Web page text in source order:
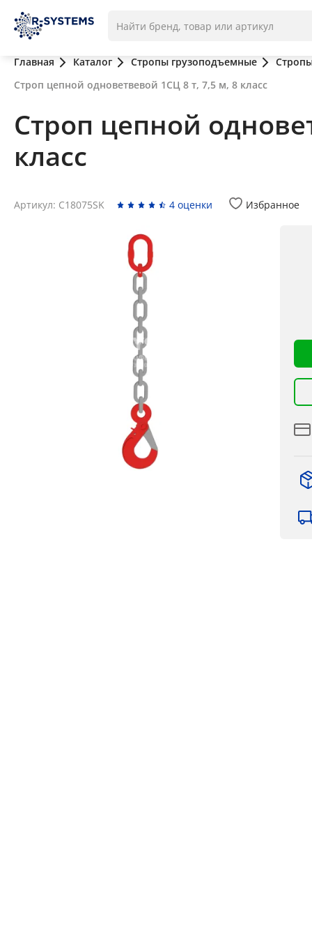
Главная Каталог Стропы грузоподъемные
Строп цепной одноветвевой 1СЦ 8 т, 7,5 м, 8 класс
Строп цепной
класс
Артикул: C18075SK 4 оценки Избранное